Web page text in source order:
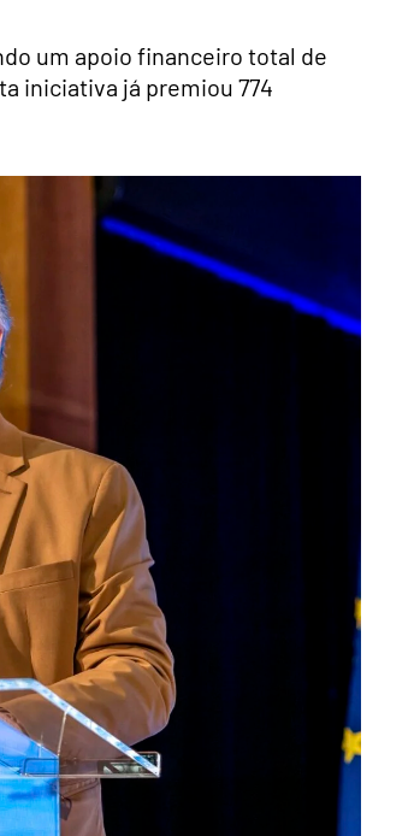
um apoio financeiro total de
iniciativa já premiou 774